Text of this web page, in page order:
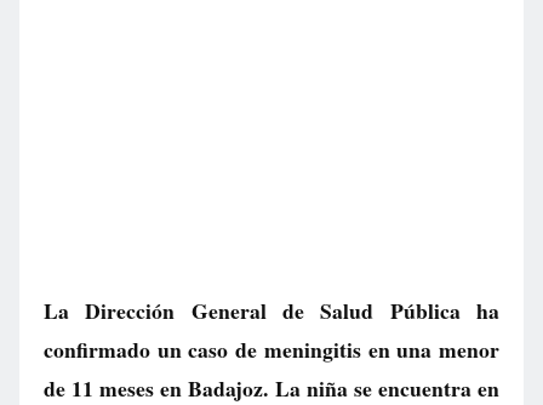
La Dirección General de Salud Pública ha
confirmado un caso de meningitis en una menor
de 11 meses en Badajoz. La niña se encuentra en